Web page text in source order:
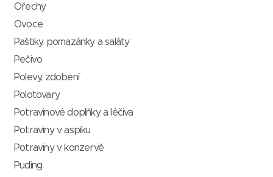
Ořechy
Ovoce
Paštiky, pomazánky a saláty
Pečivo
Polevy, zdobení
Polotovary
Potravinové doplňky a léčiva
Potraviny v aspiku
Potraviny v konzervě
Puding